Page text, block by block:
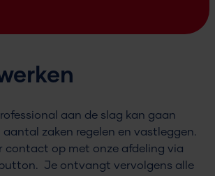
aan de slag kan gaan
aantal zaken regelen en vastleggen.
contact op met onze afdeling via
Je ontvangt vervolgens alle